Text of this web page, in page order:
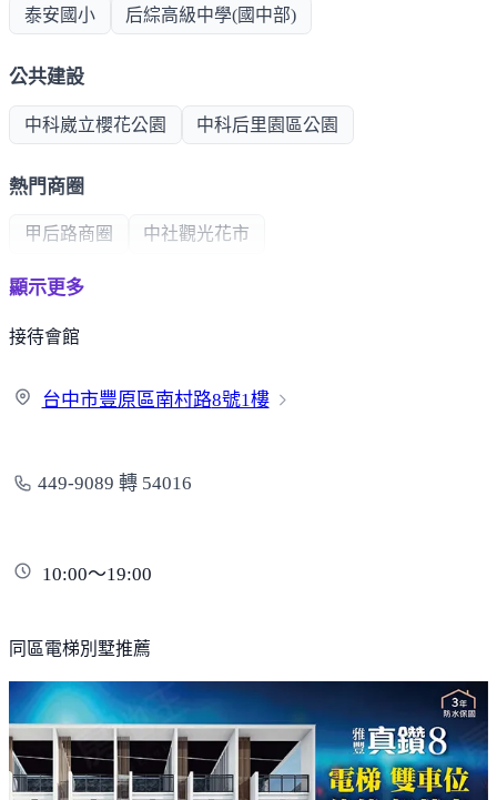
泰安國小 后綜高級中學(國中部)
公共建設
中科崴立櫻花公園 中科后里園區公園
熱門商圈
甲后路商圈 中社觀光花市
其他
泰安鐵道文化園區
顯示更多
接待會館
台中市豐原區南村路8號1樓
449-9089 轉 54016
10:00～19:00
同區電梯別墅推薦